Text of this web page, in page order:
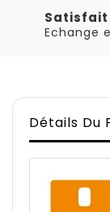
Satisfait
Echange
Détails Du